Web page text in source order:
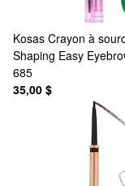
Kosas Crayon à
Shaping Easy
685
35,00 $